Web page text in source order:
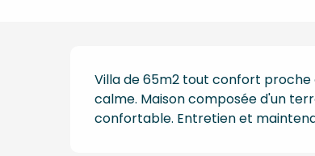
Description
Villa de 65m2 tout confort proche
calme. Maison composée d'un
confortable. Entretien et